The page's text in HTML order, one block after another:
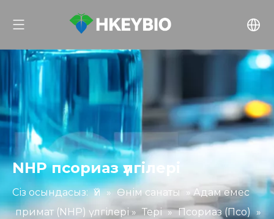
NHP псориаз үлгілері
Сіз осындасыз: Үй » Өнім санаты »Адам емес
примат (NHP) үлгілері » Тері » Псориаз (Псо) »